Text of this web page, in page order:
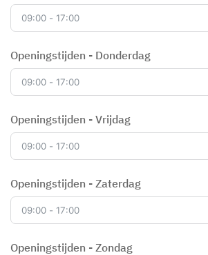
Openingstijden - Donderdag
Openingstijden - Vrijdag
Openingstijden - Zaterdag
Openingstijden - Zondag